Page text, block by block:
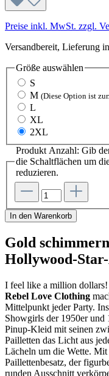
Preise inkl. MwSt. zzgl.
Versandbereit, Lieferung
Größe auswählen
S
M (Diese Option ist
L
XL
2XL
Produkt Anzahl: Gib
die Schaltflächen um
reduzieren.
In den Warenkorb
Gold
Hollywood-
I feel like a million
Rebel Love Clothing
Mittelpunkt jeder Party.
Showgirls der 1950er und
Pinup-Kleid mit seinen
Pailletten das Licht aus
Lächeln um die Wette.
Paillettenbesatz, der
runden Ausschnitt